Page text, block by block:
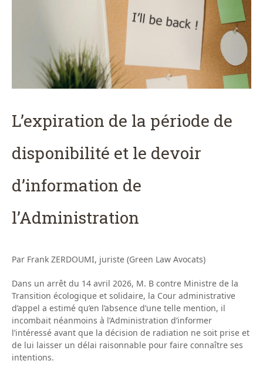
L’expiration de la période de
disponibilité et le devoir
d’information de
l’Administration
Par Frank ZERDOUMI, juriste (Green Law Avocats)
Dans un arrêt du 14 avril 2026, M. B contre Ministre de la
Transition écologique et solidaire, la Cour administrative
d’appel a estimé qu’en l’absence d’une telle mention, il
incombait néanmoins à l’Administration d’informer
l’intéressé avant que la décision de radiation ne soit prise et
de lui laisser un délai raisonnable pour faire connaître ses
intentions.